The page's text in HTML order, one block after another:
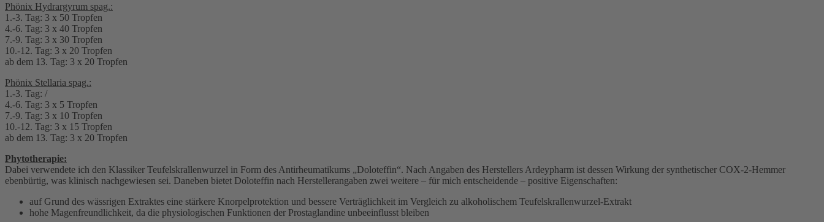
Phönix Hydrargyrum spag.:
1.-3. Tag: 3 x 50 Tropfen
4.-6. Tag: 3 x 40 Tropfen
7.-9. Tag: 3 x 30 Tropfen
10.-12. Tag: 3 x 20 Tropfen
ab dem 13. Tag: 3 x 20 Tropfen
Phönix Stellaria spag.:
1.-3. Tag: /
4.-6. Tag: 3 x 5 Tropfen
7.-9. Tag: 3 x 10 Tropfen
10.-12. Tag: 3 x 15 Tropfen
ab dem 13. Tag: 3 x 20 Tropfen
Phytotherapie:
Dabei verwendete ich den Klassiker Teufelskrallenwurzel in Form des Antirheumatikums „Doloteffin“. Nach Angaben des Herstellers Ardeypharm ist dessen Wirkung der synthetischer COX-2-Hemmer
ebenbürtig, was klinisch nachgewiesen sei. Daneben bietet Doloteffin nach Herstellerangaben zwei weitere – für mich entscheidende – positive Eigenschaften:
auf Grund des wässrigen Extraktes eine stärkere Knorpelprotektion und bessere Verträglichkeit im Vergleich zu alkoholischem Teufelskrallenwurzel-Extrakt
hohe Magenfreundlichkeit, da die physiologischen Funktionen der Prostaglandine unbeeinflusst bleiben